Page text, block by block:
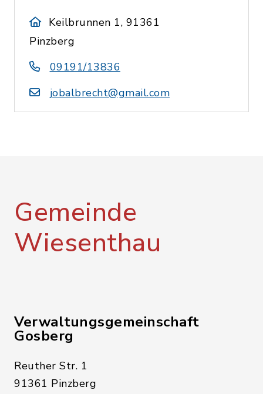
Keilbrunnen 1, 91361
Pinzberg
09191/13836
jobalbrecht@gmail.com
Gemeinde
Wiesenthau
Verwaltungsgemeinschaft
Gosberg
Reuther Str. 1
91361 Pinzberg